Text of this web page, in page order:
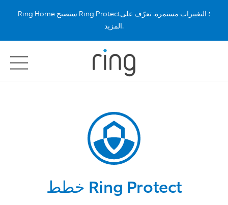
Ring Home ستصبح Ring Protect؛ التغييرات مستمرة. تعرّف على
المزيد.
خطط Ring Protect